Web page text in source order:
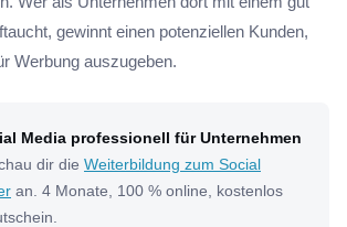
gewinnt einen potenziellen Kunden,
Werbung auszugeben.
Media professionell für Unternehmen
dir die Weiterbildung zum Social
an. 4 Monate, 100 % online, kostenlos